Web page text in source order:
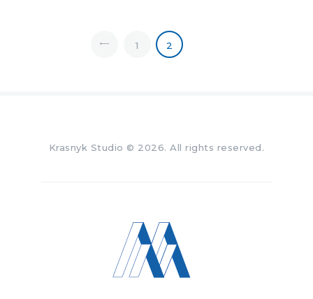
<
1 2
Krasnyk Studio © 2026. All rights reserved.